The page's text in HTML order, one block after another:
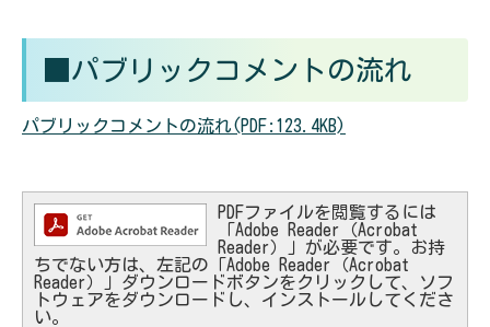
パブリックコメントの流れ
パブリックコメントの流れ(PDF:123.4KB)
PDFファイルを閲覧するには
「Adobe Reader（Acrobat
Reader）」が必要です。お持
ちでない方は、左記の「Adobe Reader（Acrobat
Reader）」ダウンロードボタンをクリックして、ソフ
トウェアをダウンロードし、インストールしてくださ
い。